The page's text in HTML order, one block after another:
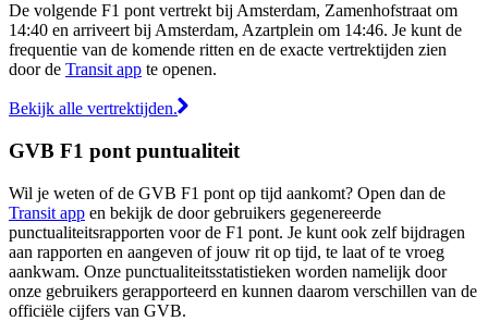
De volgende F1 pont vertrekt bij Amsterdam, Zamenhofstraat om
14:40 en arriveert bij Amsterdam, Azartplein om 14:46. Je kunt de
frequentie van de komende ritten en de exacte vertrektijden zien
door de Transit app te openen.
Bekijk alle vertrektijden.
GVB F1 pont puntualiteit
Wil je weten of de GVB F1 pont op tijd aankomt? Open dan de
Transit app en bekijk de door gebruikers gegenereerde
punctualiteitsrapporten voor de F1 pont. Je kunt ook zelf bijdragen
aan rapporten en aangeven of jouw rit op tijd, te laat of te vroeg
aankwam. Onze punctualiteitsstatistieken worden namelijk door
onze gebruikers gerapporteerd en kunnen daarom verschillen van de
officiële cijfers van GVB.